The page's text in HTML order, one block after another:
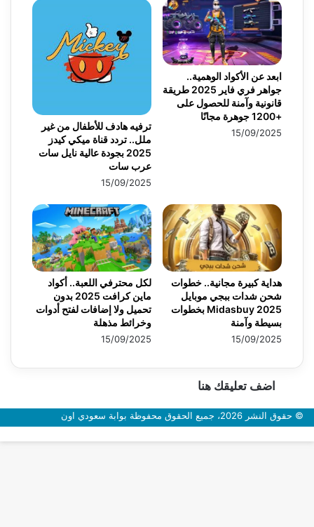
ترفيه هادف للأطفال من غير
ملل.. تردد قناة ميكي كيدز
2025 بجودة عالية نايل سات
عرب سات
15/09/2025
ابعد عن الأكواد الوهمية..
جواهر فري فاير 2025 طريقة
قانونية وآمنة للحصول على
+1200 جوهرة مجانًا
15/09/2025
لكل محترفي اللعبة.. أكواد
ماين كرافت 2025 بدون
تحميل ولا إضافات لفتح أدوات
وخرائط مذهلة
15/09/2025
هداية كبيرة مجانية.. خطوات
شحن شدات ببجي موبايل
2025 Midasbuy بخطوات
بسيطة وآمنة
15/09/2025
اضف تعليقك هنا
© حقوق النشر 2026، جميع الحقوق محفوظة بوابة سعودي اون